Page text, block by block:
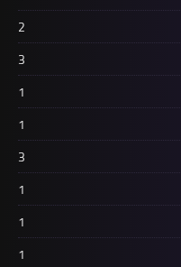
2
3
1
1
3
1
1
1